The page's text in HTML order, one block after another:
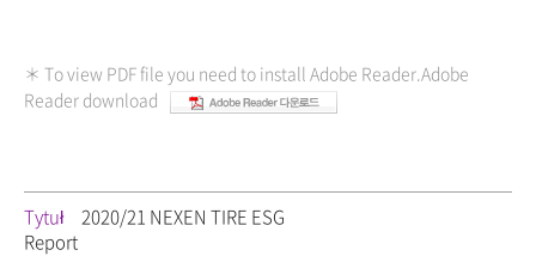
＊ To view PDF file you need to install Adobe Reader.Adobe
Reader download
Tytuł
2020/21 NEXEN TIRE ESG
Report